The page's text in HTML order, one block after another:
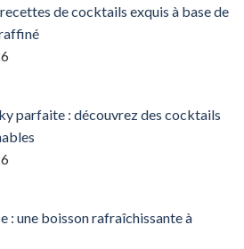
de cocktails exquis à base de
parfaite : découvrez des cocktails
: une boisson rafraîchissante à